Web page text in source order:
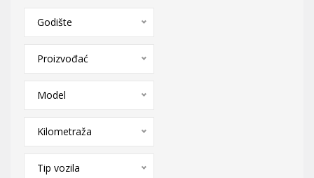
Godište
Proizvođać
Model
Kilometraža
Tip vozila